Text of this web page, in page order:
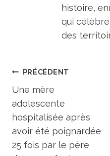
histoire,
qui
des
Navigation
de
l’article
PRÉCÉDENT
Une mère
adolescente
hospitalisée après
avoir été poignardée
25 fois par le père